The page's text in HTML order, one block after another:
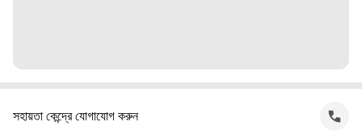
সহায়তা কেন্দ্রে যোগাযোগ করুন